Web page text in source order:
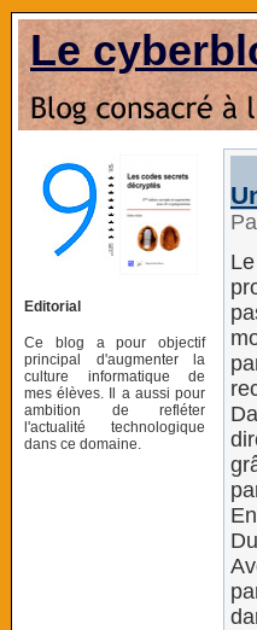
Le
Editorial
Ce blog a pour objectif
principal d'augmenter la
culture informatique de
mes élèves. Il a aussi pour
ambition de refléter
l'actualité technologique
dans ce domaine.